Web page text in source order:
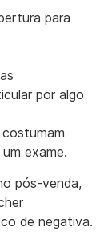
para
por algo
exame.
pós-venda,
de negativa.